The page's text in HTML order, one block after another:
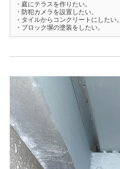
・庭にテラスを作りたい。
・防犯カメラを設置したい。
・タイルからコンクリートにしたい。
・ブロック塀の塗装をしたい。